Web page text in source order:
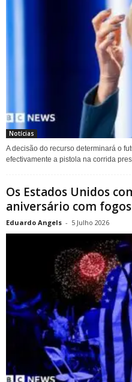
Notícias
A decisão do recurso determinará o
efectivamente a pistola na corrida
Os Estados Unidos
aniversário com
Eduardo Angels - 5 Julho 2026